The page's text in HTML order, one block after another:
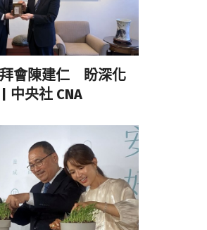
會陳建仁 盼深化
中央社 CNA